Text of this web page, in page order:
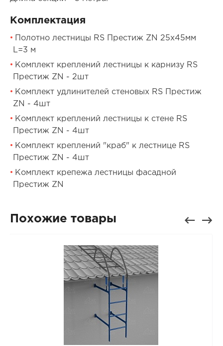
Комплектация
Полотно лестницы RS Престиж ZN 25х45мм
L=3 м
Комплект креплений лестницы к карнизу RS
Престиж ZN - 2шт
Комплект удлинителей стеновых RS Престиж
ZN - 4шт
Комплект креплений лестницы к стене RS
Престиж ZN - 4шт
Комплект креплений "краб" к лестнице RS
Престиж ZN - 4шт
Комплект крепежа лестницы фасадной
Престиж ZN
Похожие товары